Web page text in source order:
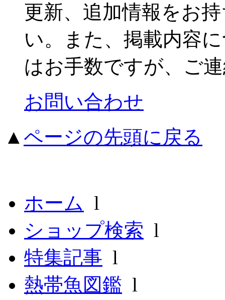
更新、追加情報をお
い。また、掲載内容
はお手数ですが、ご
お問い合わせ
▲ ページの先頭に戻る
ホーム l
ショップ検索 l
特集記事 l
熱帯魚図鑑 l